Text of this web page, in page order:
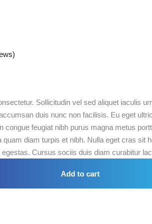
Sollicitudin vel sed aliquet iaculis
duis nunc non facilisis. Eu eget
congue feugiat nibh purus magna metus
quam diam turpis et nibh. Nulla eget cras sit
Cursus sociis duis diam curabitur
Add to cart